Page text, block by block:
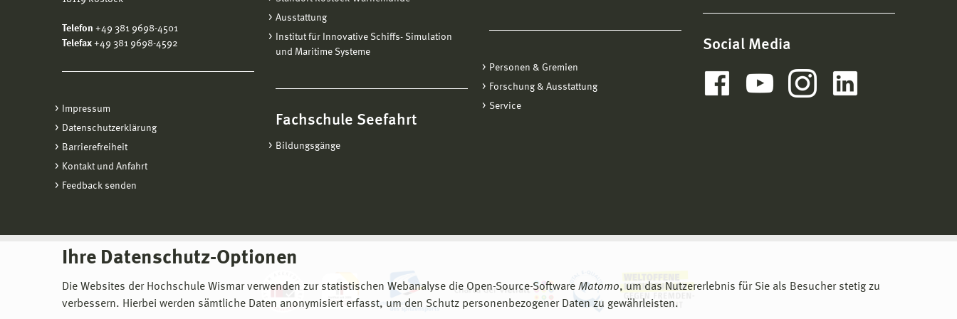
Ihre Datenschutz-Optionen
Die Websites der Hochschule Wismar verwenden zur statistischen Webanalyse die Open-Source-Software Matomo, um das Nutzererlebnis für Sie als Besucher stetig zu
verbessern. Hierbei werden sämtliche Daten anonymisiert erfasst, um den Schutz personenbezogener Daten zu gewährleisten.
Startgebühr:
Telefon +49 381 9698-4501
Telefax +49 381 9698-4592
Impressum
Datenschutzerklärung
Barrierefreiheit
Kontakt und Anfahrt
Feedback senden
Ausstattung
Institut für Innovative Schiffs- Simulation
und Maritime Systeme
Fachschule Seefahrt
Bildungsgänge
Personen & Gremien
Forschung & Ausstattung
Service
Social Media